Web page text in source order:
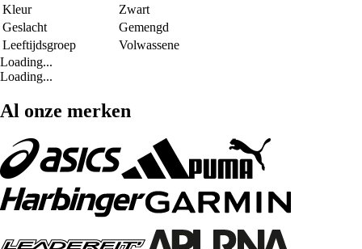
Kleur
Zwart
Geslacht
Gemengd
Leeftijdsgroep
Volwassene
Loading...
Loading...
Al onze merken